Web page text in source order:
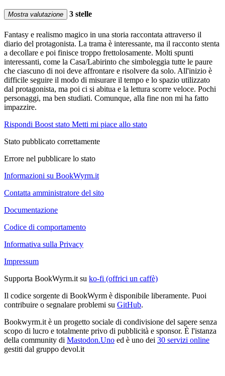
Mostra valutazione 3 stelle
Fantasy e realismo magico in una storia raccontata attraverso il
diario del protagonista. La trama è interessante, ma il racconto stenta
a decollare e poi finisce troppo frettolosamente. Molti spunti
interessanti, come la Casa/Labirinto che simboleggia tutte le paure
che ciascuno di noi deve affrontare e risolvere da solo. All'inizio è
difficile seguire il modo di misurare il tempo e lo spazio utilizzato
dal protagonista, ma poi ci si abitua e la lettura scorre veloce. Pochi
personaggi, ma ben studiati. Comunque, alla fine non mi ha fatto
impazzire.
Rispondi Boost stato Metti mi piace allo stato
Stato pubblicato correttamente
Errore nel pubblicare lo stato
Informazioni su BookWyrm.it
Contatta amministratore del sito
Documentazione
Codice di comportamento
Informativa sulla Privacy
Impressum
Supporta BookWyrm.it su ko-fi (offrici un caffè)
Il codice sorgente di BookWyrm è disponibile liberamente. Puoi
contribuire o segnalare problemi su GitHub.
Bookwyrm.it è un progetto sociale di condivisione del sapere senza
scopo di lucro e totalmente privo di pubblicità e sponsor. È l'istanza
della community di Mastodon.Uno ed è uno dei 30 servizi online
gestiti dal gruppo devol.it